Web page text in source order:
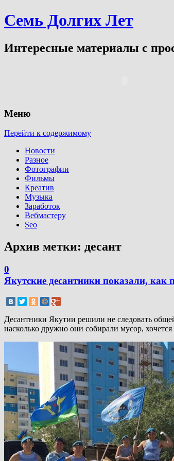
Семь Долгих Лет
Интересные материалы с
Меню
Перейти к содержимому
Новости
Разное
Фотографии
Фильмы
Креатив
Музыка
Заработок
Вебмастеру
Seo
Архив метки: десант
0
Якутские десантники показали, как
Десантники Якутии решили не следовать
насколько дружно они собирали мусор,